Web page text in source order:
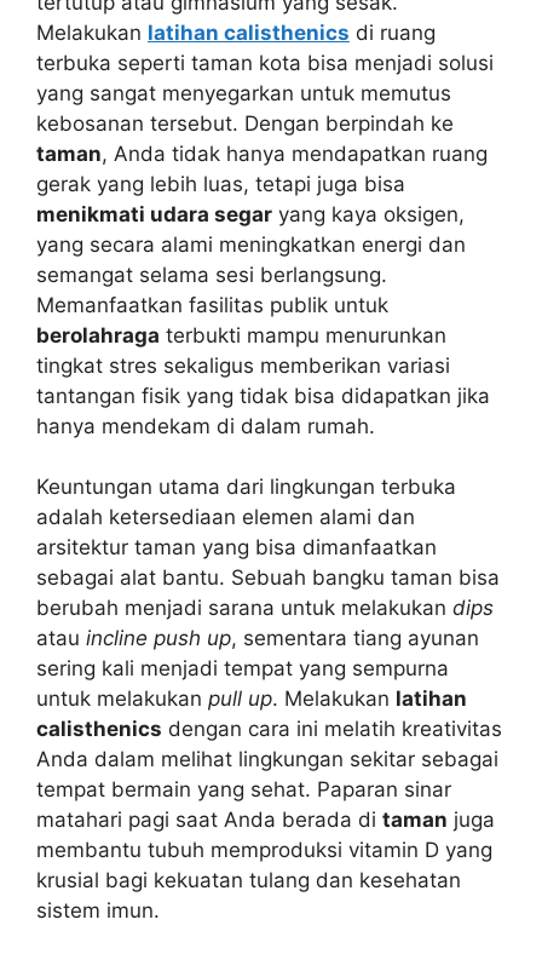
Melakukan latihan calisthenics di ruang
terbuka seperti taman kota bisa menjadi solusi
yang sangat menyegarkan untuk memutus
kebosanan tersebut. Dengan berpindah ke
taman, Anda tidak hanya mendapatkan ruang
gerak yang lebih luas, tetapi juga bisa
menikmati udara segar yang kaya oksigen,
yang secara alami meningkatkan energi dan
semangat selama sesi berlangsung.
Memanfaatkan fasilitas publik untuk
berolahraga terbukti mampu menurunkan
tingkat stres sekaligus memberikan variasi
tantangan fisik yang tidak bisa didapatkan jika
hanya mendekam di dalam rumah.
Keuntungan utama dari lingkungan terbuka
adalah ketersediaan elemen alami dan
arsitektur taman yang bisa dimanfaatkan
sebagai alat bantu. Sebuah bangku taman bisa
berubah menjadi sarana untuk melakukan dips
atau incline push up, sementara tiang ayunan
sering kali menjadi tempat yang sempurna
untuk melakukan pull up. Melakukan latihan
calisthenics dengan cara ini melatih kreativitas
Anda dalam melihat lingkungan sekitar sebagai
tempat bermain yang sehat. Paparan sinar
matahari pagi saat Anda berada di taman juga
membantu tubuh memproduksi vitamin D yang
krusial bagi kekuatan tulang dan kesehatan
sistem imun.